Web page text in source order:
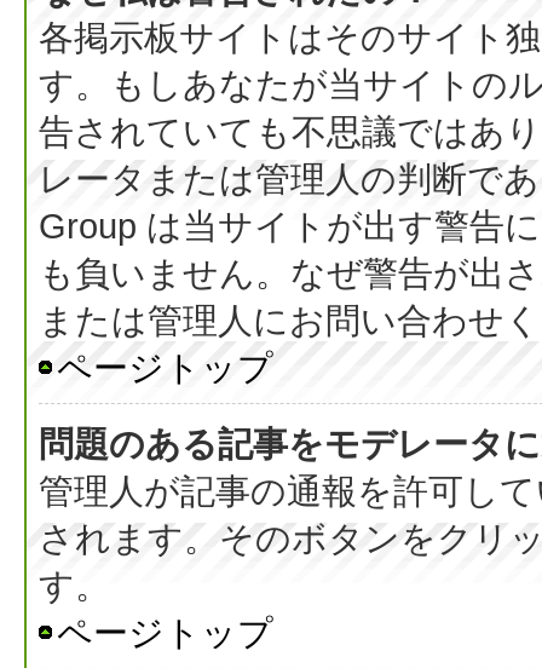
各掲示板サイトはそのサイト
す。もしあなたが当サイトの
告されていても不思議ではあ
レータまたは管理人の判断で
Group は当サイトが出す警告
も負いません。なぜ警告が出
または管理人にお問い合わせ
ページトップ
問題のある記事をモデレータ
管理人が記事の通報を許可し
されます。そのボタンをクリ
す。
ページトップ